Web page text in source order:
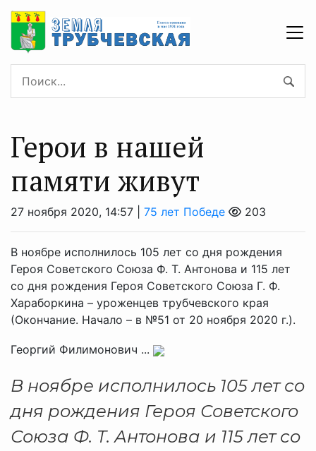
Герои в нашей
памяти живут
27 ноября 2020, 14:57 | 75 лет Победе 203
В ноябре исполнилось 105 лет со дня рождения
Героя Советского Союза Ф. Т. Антонова и 115 лет
со дня рождения Героя Советского Союза Г. Ф.
Хараборкина – уроженцев трубчевского края
(Окончание. Начало – в №51 от 20 ноября 2020 г.).
Георгий Филимонович ...
В ноябре исполнилось 105 лет со
дня рождения Героя Советского
Союза Ф. Т. Антонова и 115 лет со